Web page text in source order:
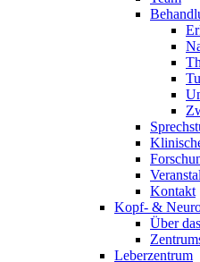
Kontakt
Kopf- &
Über
Leberzentrum